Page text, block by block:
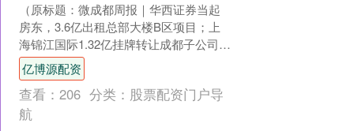
（原标题：微成都周报｜华西证券当起
房东，3.6亿出租总部大楼B区项目；上
海锦江国际1.32亿挂牌转让成都子公司
100%股权） 微成都报道 本周周报涉及
国资转让、....
亿博源配资
查看： 206 分类： 股票配资门户导
航